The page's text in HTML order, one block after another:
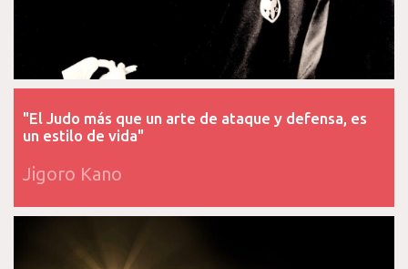
"El Judo más que un arte de ataque y defensa, es
un estilo de vida"
Jigoro Kano